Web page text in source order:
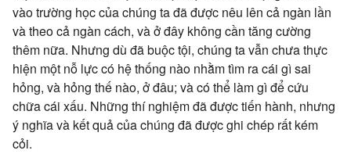
vào trường học của chúng ta đã được nêu lên cả ngàn lần
và theo cả ngàn cách, và ở đây không cần tăng cường
thêm nữa. Nhưng dù đã buộc tội, chúng ta vẫn chưa thực
hiện một nỗ lực có hệ thống nào nhằm tìm ra cái gì sai
hỏng, và hỏng thế nào, ở đâu; và có thể làm gì để cứu
chữa cái xấu. Những thí nghiệm đã được tiến hành, nhưng
ý nghĩa và kết quả của chúng đã được ghi chép rất kém
cỏi.